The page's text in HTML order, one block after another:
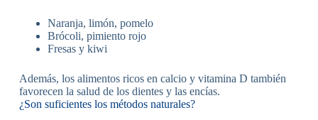
Naranja, limón, pomelo
Brócoli, pimiento rojo
Fresas y kiwi
Además, los alimentos ricos en calcio y vitamina D también
favorecen la salud de los dientes y las encías.
¿Son suficientes los métodos naturales?